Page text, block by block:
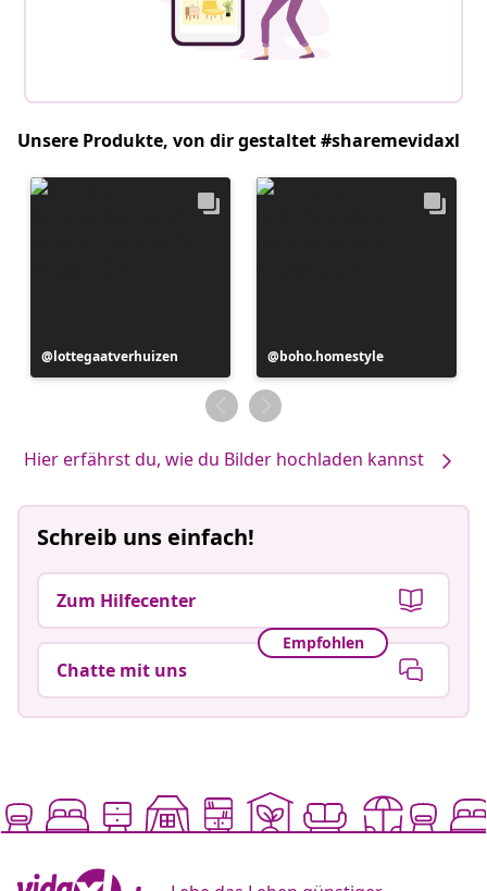
Unsere Produkte, von dir gestaltet #sharemevidaxl
Beitrag
veröffentlicht
lottegaatverhuizen
Beitrag
veröffentlicht
von
boho.homestyle
Hier erfährst du, wie du Bilder hochladen kannst
Schreib uns einfach!
Zum Hilfecenter
Empfohlen
Chatte mit uns